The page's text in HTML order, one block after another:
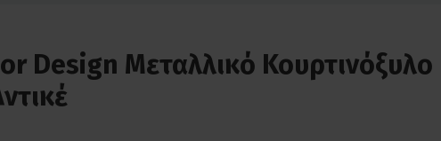
Design Μεταλλικό Κουρτινόξυλο